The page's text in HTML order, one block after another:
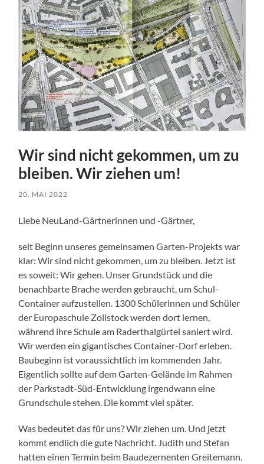
Wir sind nicht gekommen, um zu
bleiben. Wir ziehen um!
20. MAI 2022
Liebe NeuLand-Gärtnerinnen und -Gärtner,
seit Beginn unseres gemeinsamen Garten-Projekts war
klar: Wir sind nicht gekommen, um zu bleiben. Jetzt ist
es soweit: Wir gehen. Unser Grundstück und die
benachbarte Brache werden gebraucht, um Schul-
Container aufzustellen. 1300 Schülerinnen und Schüler
der Europaschule Zollstock werden dort lernen,
während ihre Schule am Raderthalgürtel saniert wird.
Wir werden ein gigantisches Container-Dorf erleben.
Baubeginn ist voraussichtlich im kommenden Jahr.
Eigentlich sollte auf dem Garten-Gelände im Rahmen
der Parkstadt-Süd-Entwicklung irgendwann eine
Grundschule stehen. Die kommt viel später.
Was bedeutet das für uns? Wir ziehen um. Und jetzt
kommt endlich die gute Nachricht. Judith und Stefan
hatten einen Termin beim Baudezernenten Greitemann.